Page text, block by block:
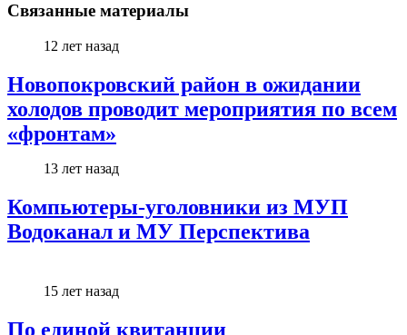
Связанные материалы
12 лет назад
Новопокровский район в ожидании
холодов проводит мероприятия по всем
«фронтам»
13 лет назад
Компьютеры-уголовники из МУП
Водоканал и МУ Перспектива
15 лет назад
По единой квитанции